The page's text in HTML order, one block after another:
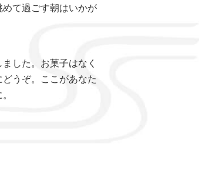
て過ごす朝はいかが
した。お菓子はなく
うぞ。ここがあなた